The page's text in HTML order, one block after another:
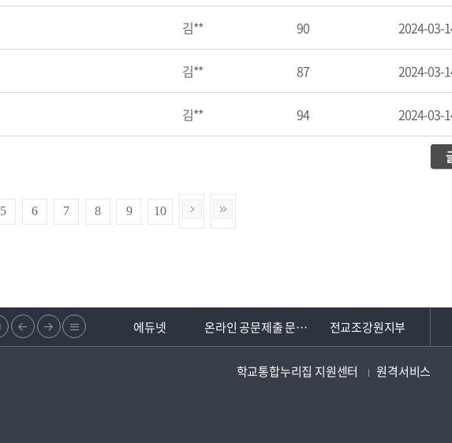
김** 90 2024-03-
김** 87 2024-03-
김** 94 2024-03-
5 6 7 8 9 10
정
지
이
전
다
음
리
스
강원교육청지부 에듀넷 온라인 공문제출 문서24 전교조강원지부
학교통합누리집 지원센터
원격서비스